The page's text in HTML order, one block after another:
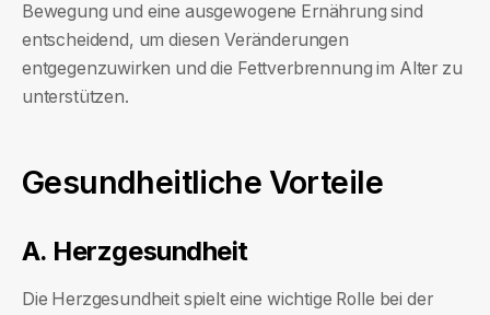
Bewegung und eine ausgewogene Ernährung sind
entscheidend, um diesen Veränderungen
entgegenzuwirken und die Fettverbrennung im Alter zu
unterstützen.
Gesundheitliche Vorteile
A. Herzgesundheit
Die Herzgesundheit spielt eine wichtige Rolle bei der